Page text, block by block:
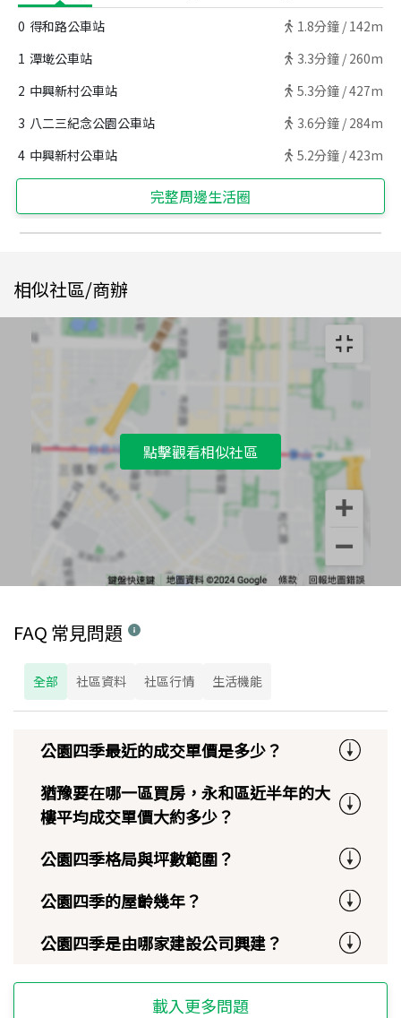
0 得和路公車站 1.8分鐘 / 142m
1 潭墘公車站 3.3分鐘 / 260m
2 中興新村公車站 5.3分鐘 /427m
3 八二三紀念公園公車站 3.6分鐘 / 284m
4 中興新村公車站 5.2分鐘 /423m
完整周邊生活圈
相似社區/商辦
點擊觀看相似社區
FAQ 常見問題
全部 社區資料 社區行情 生活機能
公園四季最近的成交單價是多少？
猶豫要在哪一區買房，永和區近半年的大
樓平均成交單價大約多少？
公園四季格局與坪數範圍？
公園四季的屋齡幾年？
公園四季是由哪家建設公司興建？
載入更多問題